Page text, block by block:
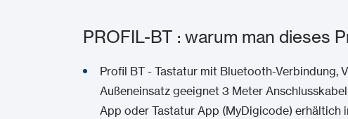
PROFIL-BT : warum man dieses
Profil BT - Tastatur mit Bluetooth-Verbindung,
Außeneinsatz geeignet 3 Meter
App oder Tastatur App (MyDigicode) erhältich